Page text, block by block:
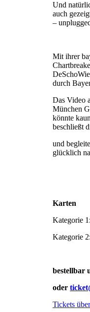
Und
auch
–
Mit ihrer
durch
Das Video
München
könnte
beschließt
und
glücklich
Karten
Kategorie
Kategorie
bestellbar
oder
Tickets